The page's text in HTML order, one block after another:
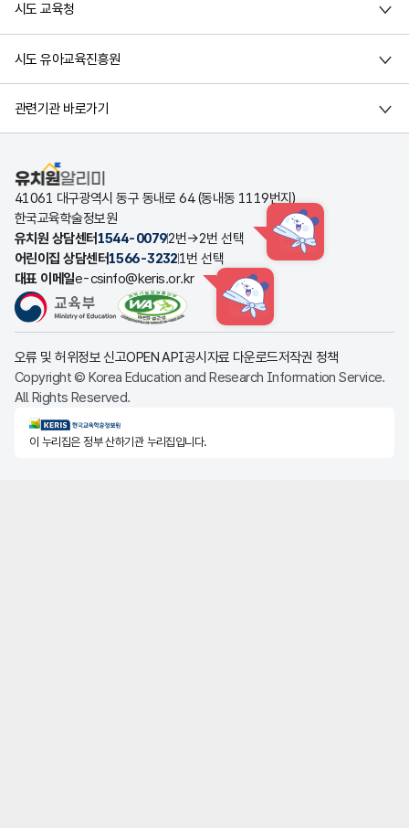
시도 교육청
시도 유아교육진흥원
관련기관 바로가기
유치원알리미
41061 대구광역시 동구 동내로 64 (동내동 1119번지)
한국교육학술정보원
유치원 상담센터 1544-00792번→2번 선택 HINT
어린이집 상담센터1566-32321번 선택
대표 이메일e-csinfo@keris.or.kr
HINT
오류 및 허위정보 신고OPEN API공시자료 다운로드저작권 정책
Copyright © Korea Education and Research Information Service.
All Rights Reserved.
KERIS한국교육학술정보원
이 누리집은 정부 산하기관 누리집입니다.